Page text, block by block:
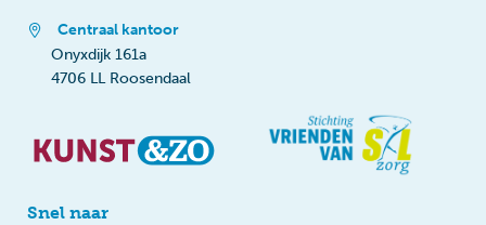
Centraal kantoor
Onyxdijk 161a
4706 LL Roosendaal
Snel naar